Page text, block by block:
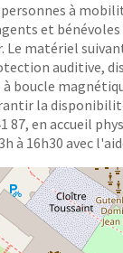
à
et
Le matériel
auditive,
boucle
la
87, en accueil
à 16h30 avec